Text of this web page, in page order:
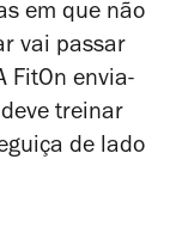
em que não
vai passar
FitOn envia-
treinar
de lado